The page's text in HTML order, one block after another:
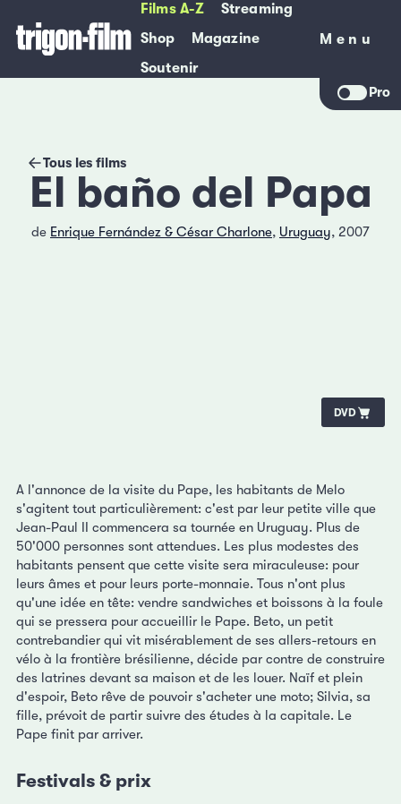
Films A-Z
Streaming
Shop
Magazine
Soutenir
Menu
Menu
Pro
Tous les films
El baño del Papa
de Enrique Fernández & César Charlone, Uruguay, 2007
DVD
A l'annonce de la visite du Pape, les habitants de Melo
s'agitent tout particulièrement: c'est par leur petite ville que
Jean-Paul II commencera sa tournée en Uruguay. Plus de
50'000 personnes sont attendues. Les plus modestes des
habitants pensent que cette visite sera miraculeuse: pour
leurs âmes et pour leurs porte-monnaie. Tous n'ont plus
qu'une idée en tête: vendre sandwiches et boissons à la foule
qui se pressera pour accueillir le Pape. Beto, un petit
contrebandier qui vit misérablement de ses allers-retours en
vélo à la frontière brésilienne, décide par contre de construire
des latrines devant sa maison et de les louer. Naïf et plein
d'espoir, Beto rêve de pouvoir s'acheter une moto; Silvia, sa
fille, prévoit de partir suivre des études à la capitale. Le
Pape finit par arriver.
Festivals & prix